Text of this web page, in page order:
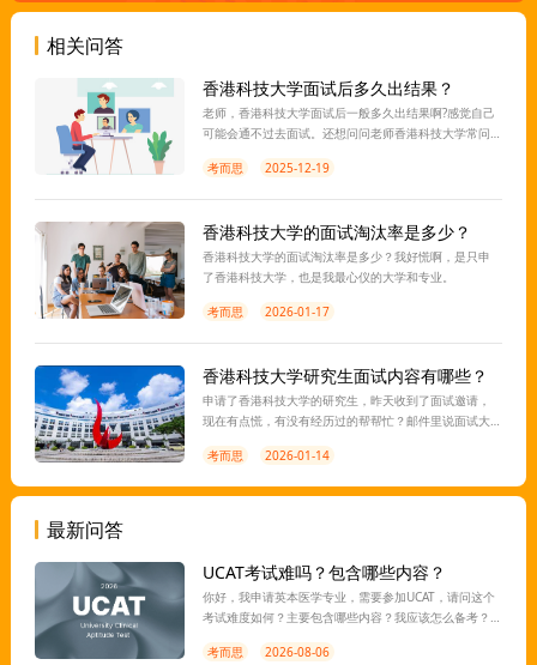
相关问答
香港科技大学面试后多久出结果？
老师，香港科技大学面试后一般多久出结果啊?感觉自己
可能会通不过去面试。还想问问老师香港科技大学常问
脚。
考而思 2025-12-19
香港科技大学的面试淘汰率是多少？
香港科技大学的面试淘汰率是多少？我好慌啊，是只申
了香港科技大学，也是我最心仪的大学和专业。
考而思 2026-01-17
香港科技大学研究生面试内容有哪些？
申请了香港科技大学的研究生，昨天收到了面试邀请，
现在有点慌，有没有经历过的帮帮忙？邮件里说面试大
讨论还是单独面试呢？
考而思 2026-01-14
最新问答
UCAT考试难吗？包含哪些内容？
你好，我申请英本医学专业，需要参加UCAT，请问这个
考试难度如何？主要包含哪些内容？我应该怎么备考？
考而思
2026-08-06